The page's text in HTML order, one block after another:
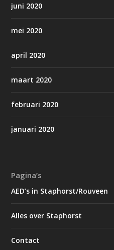
juni 2020
mei 2020
april 2020
maart 2020
februari 2020
januari 2020
Pagina’s
AED’s in Staphorst/Rouveen
Alles over Staphorst
Contact